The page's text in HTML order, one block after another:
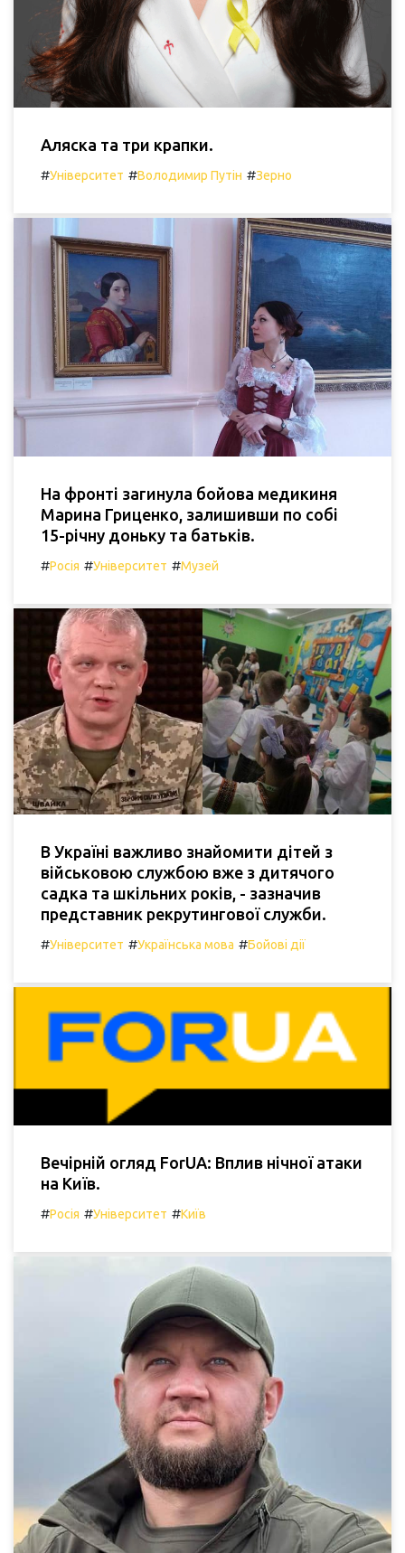
Аляска та три крапки.
#Університет #Володимир Путін #Зерно
На фронті загинула бойова медикиня
Марина Гриценко, залишивши по собі
15-річну доньку та батьків.
#Росія #Університет #Музей
В Україні важливо знайомити дітей з
військовою службою вже з дитячого
садка та шкільних років, - зазначив
представник рекрутингової служби.
#Університет #Українська мова #Бойові дії
Вечірній огляд ForUА: Вплив нічної атаки
на Київ.
#Росія #Університет #Київ